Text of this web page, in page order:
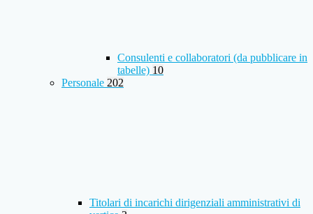
Consulenti e collaboratori (da pubblicare in
tabelle) 10
Personale 202
Titolari di incarichi dirigenziali amministrativi di